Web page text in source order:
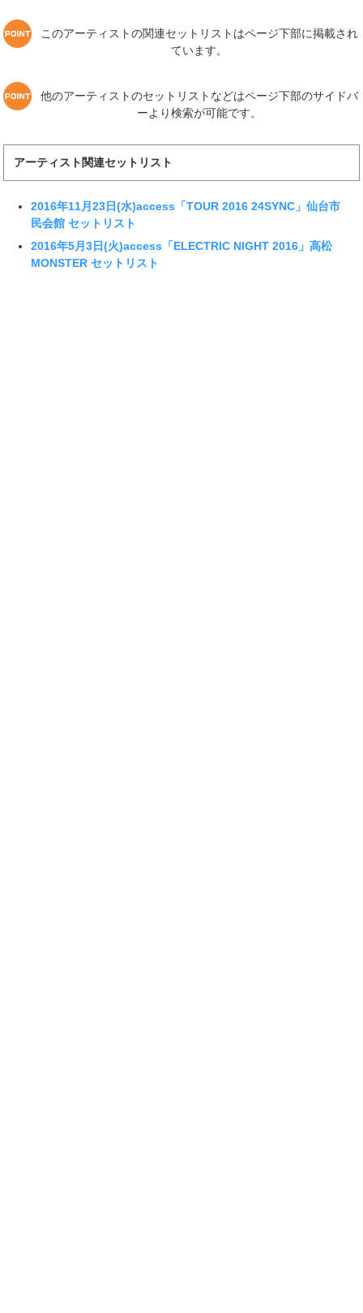
このアーティストの関連セットリストはページ下部に掲載され
ています。
他のアーティストのセットリストなどはページ下部のサイドバ
ーより検索が可能です。
アーティスト関連セットリスト
2016年11月23日(水)access「TOUR 2016 24SYNC」仙台市
民会館 セットリスト
2016年5月3日(火)access「ELECTRIC NIGHT 2016」高松
MONSTER セットリスト